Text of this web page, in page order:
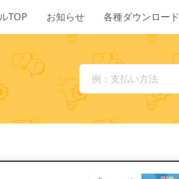
TOP お知らせ 各種ダウンロード